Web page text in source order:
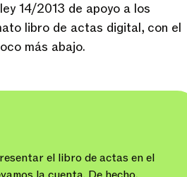
14/2013 de apoyo a los
libro de actas digital, con el
más abajo.
el libro de actas en el